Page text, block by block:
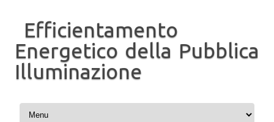
Efficientamento
Energetico della Pubblica
Illuminazione
Vai al contenuto